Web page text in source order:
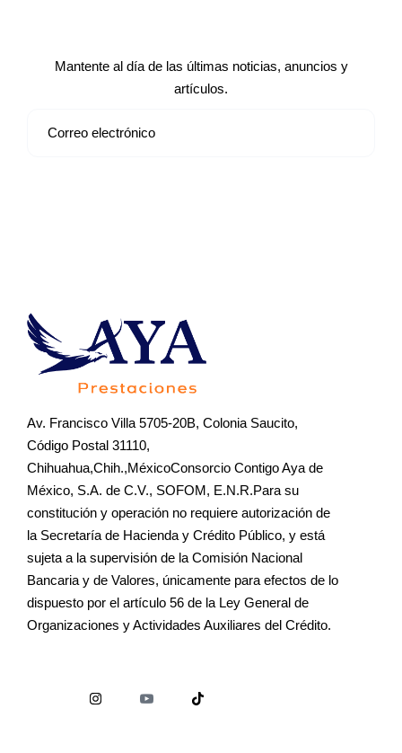
Mantente al día de las últimas noticias, anuncios y
artículos.
Av. Francisco Villa 5705-20B, Colonia Saucito,
Código Postal 31110,
Chihuahua,Chih.,MéxicoConsorcio Contigo Aya de
México, S.A. de C.V., SOFOM, E.N.R.Para su
constitución y operación no requiere autorización de
la Secretaría de Hacienda y Crédito Público, y está
sujeta a la supervisión de la Comisión Nacional
Bancaria y de Valores, únicamente para efectos de lo
dispuesto por el artículo 56 de la Ley General de
Organizaciones y Actividades Auxiliares del Crédito.